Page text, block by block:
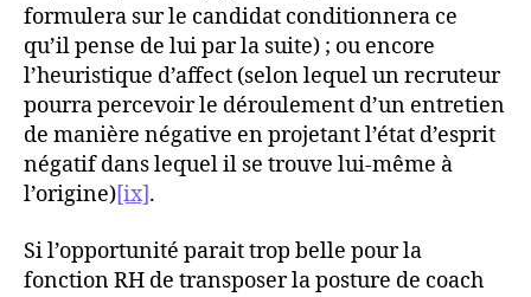
formulera sur le candidat conditionnera ce
qu’il pense de lui par la suite) ; ou encore
l’heuristique d’affect (selon lequel un recruteur
pourra percevoir le déroulement d’un entretien
de manière négative en projetant l’état d’esprit
négatif dans lequel il se trouve lui-même à
l’origine)[ix].
Si l’opportunité parait trop belle pour la
fonction RH de transposer la posture de coach